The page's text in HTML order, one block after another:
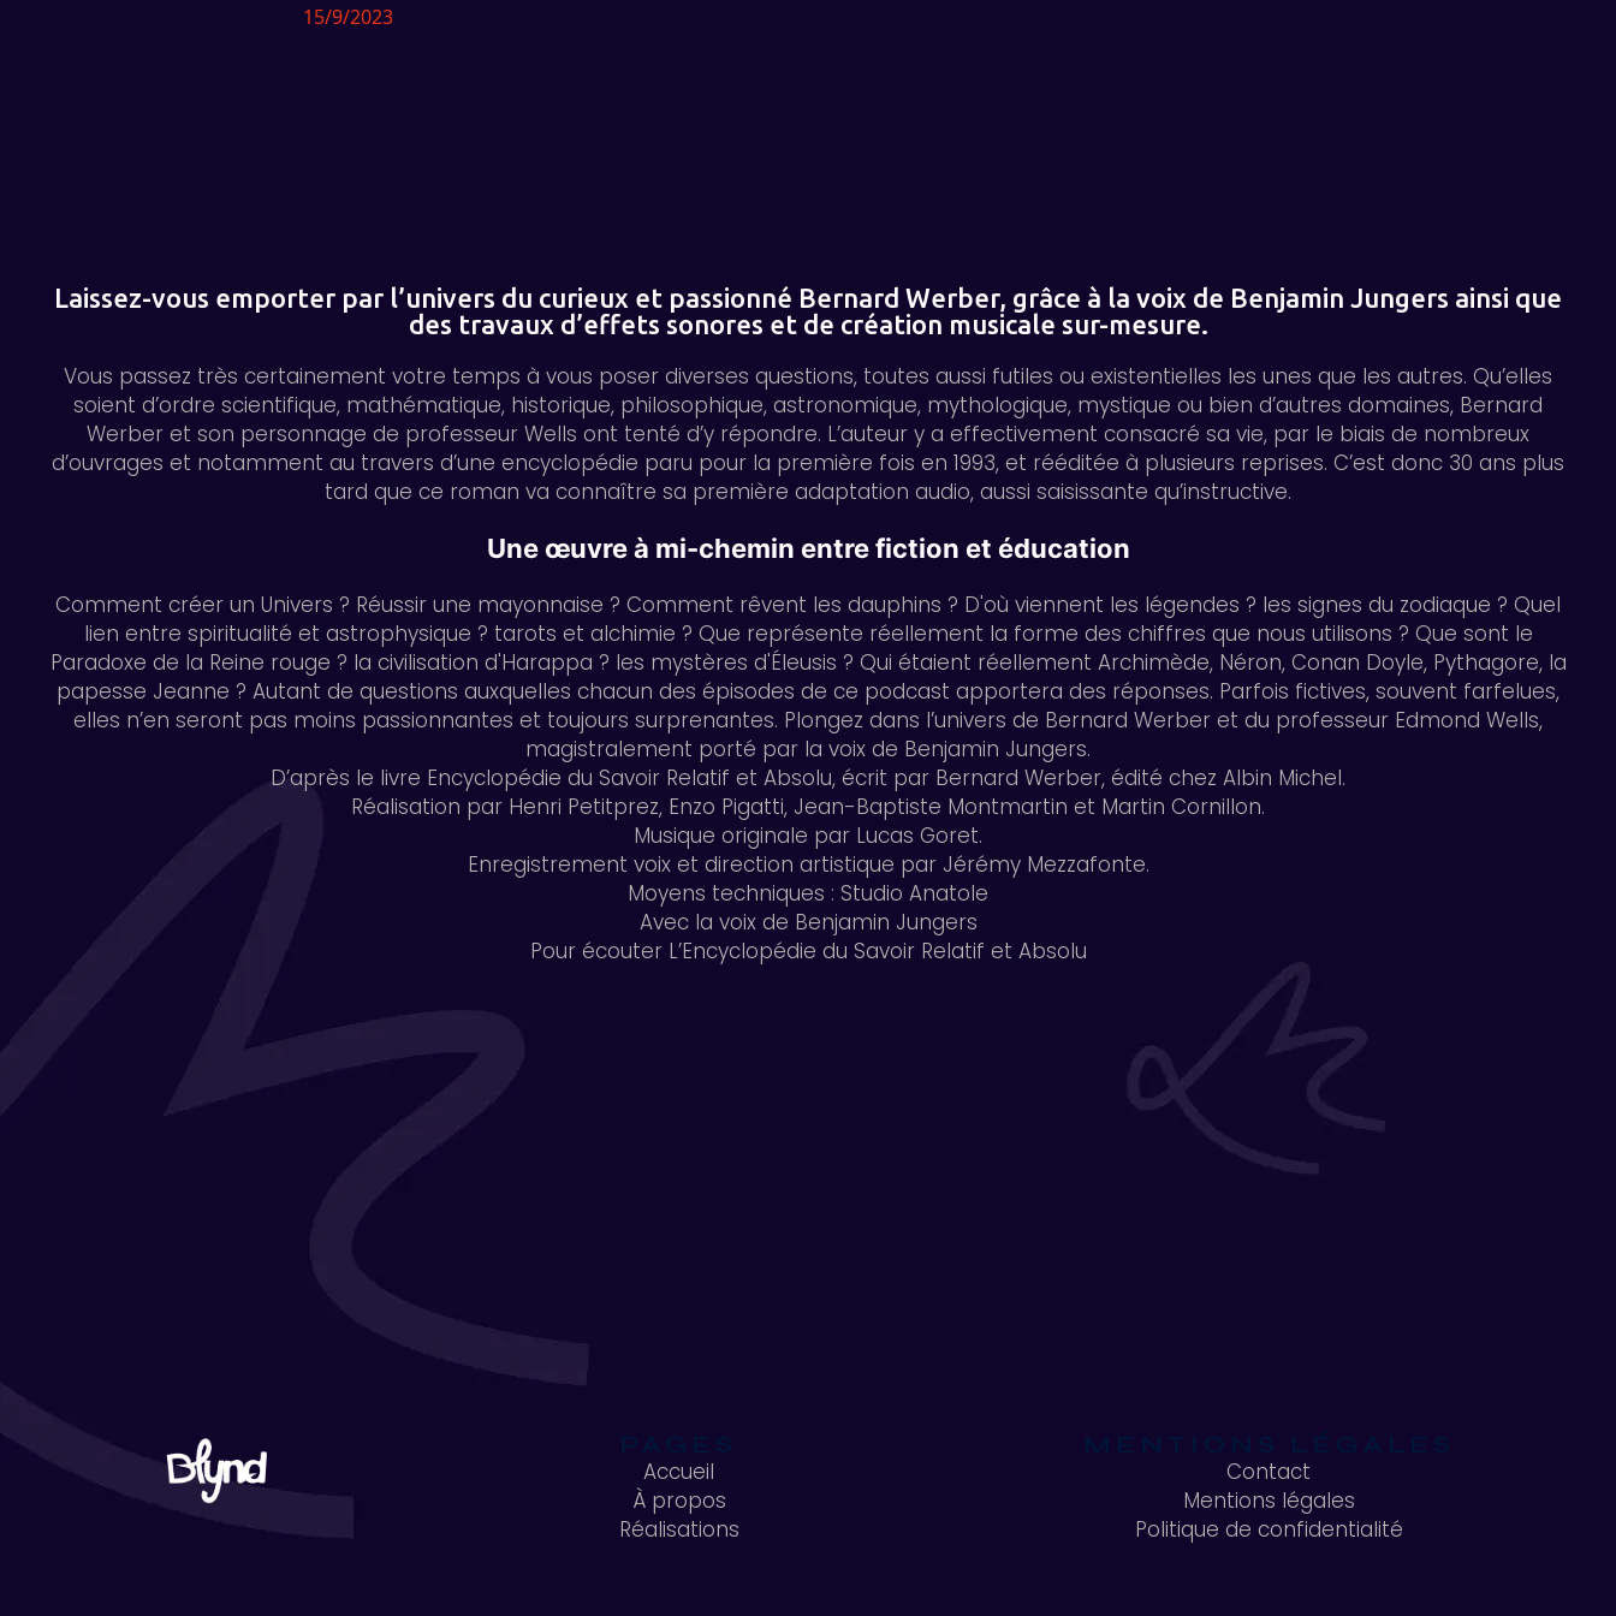
15/9/2023
Laissez-vous emporter par l’univers du curieux et passionné Bernard Werber, grâce à la voix de Benjamin Jungers ainsi que
des travaux d’effets sonores et de création musicale sur-mesure.
Vous passez très certainement votre temps à vous poser diverses questions, toutes aussi futiles ou existentielles les unes que les autres. Qu’elles
soient d’ordre scientifique, mathématique, historique, philosophique, astronomique, mythologique, mystique ou bien d’autres domaines, Bernard
Werber et son personnage de professeur Wells ont tenté d’y répondre. L’auteur y a effectivement consacré sa vie, par le biais de nombreux
d’ouvrages et notamment au travers d’une encyclopédie paru pour la première fois en 1993, et rééditée à plusieurs reprises. C’est donc 30 ans plus
tard que ce roman va connaître sa première adaptation audio, aussi saisissante qu’instructive.
Une œuvre à mi-chemin entre fiction et éducation
Comment créer un Univers ? Réussir une mayonnaise ? Comment rêvent les dauphins ? D'où viennent les légendes ? les signes du zodiaque ? Quel
lien entre spiritualité et astrophysique ? tarots et alchimie ? Que représente réellement la forme des chiffres que nous utilisons ? Que sont le
Paradoxe de la Reine rouge ? la civilisation d'Harappa ? les mystères d'Éleusis ? Qui étaient réellement Archimède, Néron, Conan Doyle, Pythagore, la
papesse Jeanne ? Autant de questions auxquelles chacun des épisodes de ce podcast apportera des réponses. Parfois fictives, souvent farfelues,
elles n’en seront pas moins passionnantes et toujours surprenantes. Plongez dans l’univers de Bernard Werber et du professeur Edmond Wells,
magistralement porté par la voix de Benjamin Jungers.
D’après le livre Encyclopédie du Savoir Relatif et Absolu, écrit par Bernard Werber, édité chez Albin Michel.
Réalisation par Henri Petitprez, Enzo Pigatti, Jean-Baptiste Montmartin et Martin Cornillon.
Musique originale par Lucas Goret.
Enregistrement voix et direction artistique par Jérémy Mezzafonte.
Moyens techniques : Studio Anatole
Avec la voix de Benjamin Jungers
Pour écouter L’Encyclopédie du Savoir Relatif et Absolu
Accueil
Accueil
À propos
À propos
Réalisations
Contact
Contact
Mentions légales
Mentions légales
Politique de confidentialité